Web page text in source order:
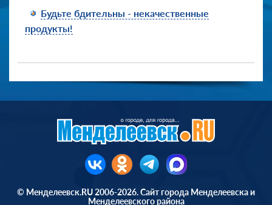
Будьте бдительны - некачественные
продукты!
© Менделеевск.RU 2006-2026. Сайт города Менделеевска и
Менделеевского района